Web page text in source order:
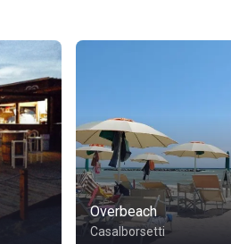
Overbeach
Casalborsetti